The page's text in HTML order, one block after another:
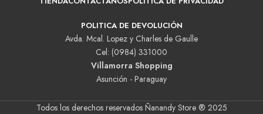
POLITICA DE DEVOLUCIÓN
Avda. Mcal. Lopez y Charles de Gaulle
Cel: (0984) 331000
Villamorra Shopping
Asunción - Paraguay
Todos los derechos reservados Ñanandy Store ® 2025